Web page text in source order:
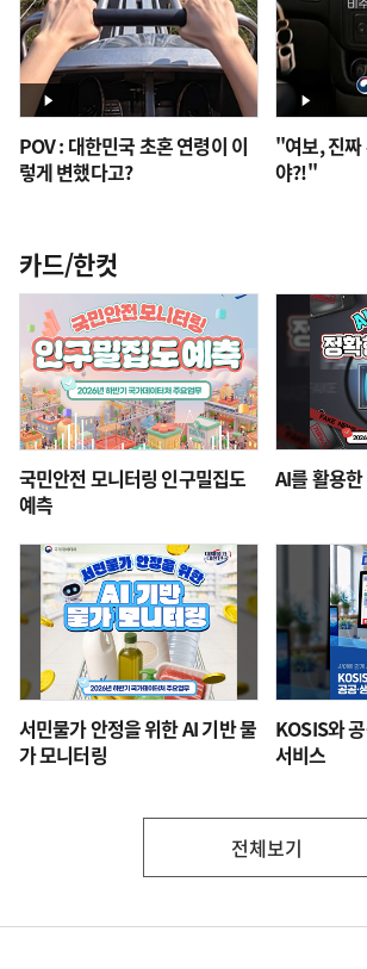
POV : 대한민국 초혼 연령이 이
렇게 변했다고?
"여보, 진짜
야?!"
카드/한컷
국민안전 모니터링 인구밀집도
예측
AI를 활용
서민물가 안정을 위한 AI 기반 물
가 모니터링
KOSIS와
서비스
부
처
전체보기